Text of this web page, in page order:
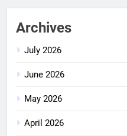
Archives
July 2026
June 2026
May 2026
April 2026